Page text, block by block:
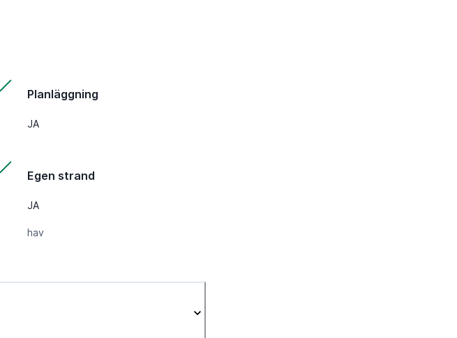
Planläggning
JA
Egen strand
JA
hav